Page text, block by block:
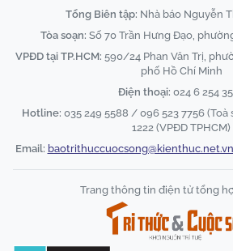
Tổng Biên tập: Nhà báo Nguyễn
Tòa soạn: Số 70 Trần Hưng Đạo,
VPĐD tại TP.HCM: 590/24 Phan Văn Trị,
phố Hồ Chí Minh
Điện thoại: 024 6 254
Hotline: 035 249 5588 / 096 523 7756 (Toà
1222 (VPĐD TPHCM)
Email: baotrithuccuocsong@kienthuc.net.vn
Trang thông tin điện tử tổng